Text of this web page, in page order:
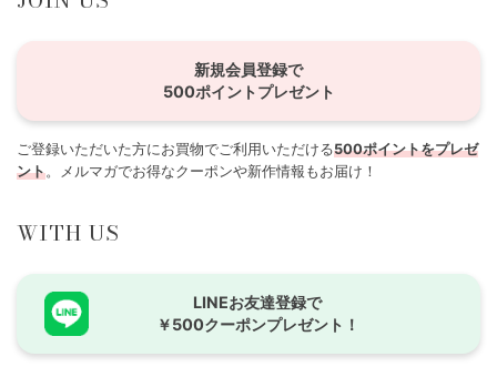
新規会員登録で
500ポイントプレゼント
ご登録いただいた方にお買物でご利用いただける500ポイントをプレゼ
ント。メルマガでお得なクーポンや新作情報もお届け！
WITH US
LINEお友達登録で
￥500クーポンプレゼント！